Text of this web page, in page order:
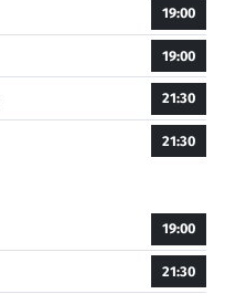
19:00
19:00
21:30
21:30
19:00
21:30